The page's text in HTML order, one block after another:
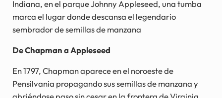
Indiana, en el parque Johnny Appleseed, una tumba
marca el lugar donde descansa el legendario
sembrador de semillas de manzana
De Chapman a Appleseed
En 1797, Chapman aparece en el noroeste de
Pensilvania propagando sus semillas de manzana y